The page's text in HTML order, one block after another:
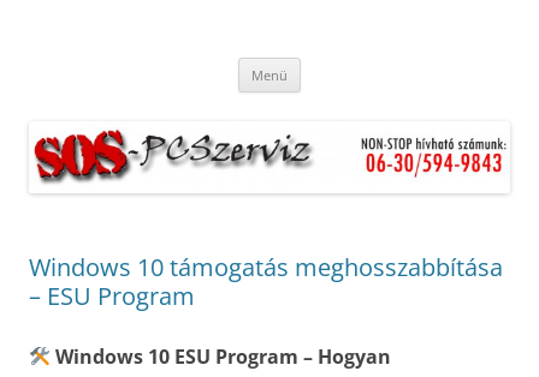
akár otthonában is még a mai
garanciát vállalunk.
Menü
Windows 10 támogatás meghosszabbítása
– ESU Program
Windows 10 ESU Program – Hogyan